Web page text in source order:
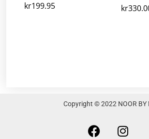
kr199.95 kr
Copyright © 2022 NOOR BY
F
I